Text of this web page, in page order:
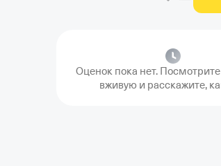
Оценок пока нет.
вживую и расскажите,